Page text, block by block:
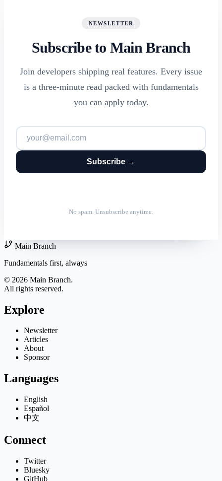
NEWSLETTER
Subscribe to Main Branch
Join developers shipping real features. Every issue
is a three-minute read packed with fundamentals
you can apply today.
Subscribe →
No spam. Unsubscribe anytime.
Main Branch
Fundamentals first, always
© 2026 Main Branch.
All rights reserved.
Explore
Newsletter
Articles
About
Sponsor
Languages
English
Español
中文
Connect
Twitter
Bluesky
GitHub